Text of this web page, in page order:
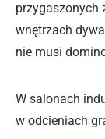
przygaszonych
wnętrzach
nie musi
W salonach
w odcieniach